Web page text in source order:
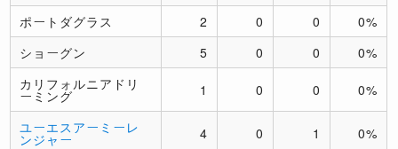
ポートダグラス 2 0 0
0%
ショーグン
5 0 0
0%
カリフォルニアドリ
ーミング 1 0 0 0%
ユーエスアーミーレ
ンジャー 4 0 1 0%